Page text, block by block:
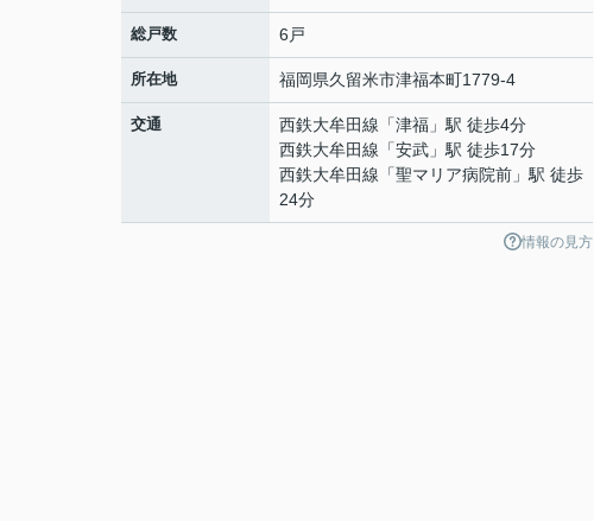
総戸数 6戸
所在地 福岡県久留米市津福本町1779-4
交通 西鉄大牟田線 「津福 」駅 徒歩4分
西鉄大牟田線 「安武 」駅 徒歩17分
西鉄大牟田線 「聖マリア病院前 」駅 徒歩
24分
情報の見方